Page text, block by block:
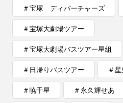
＃宝塚 ディパーチャーズ
＃宝塚大劇場ツアー
＃宝塚大劇場バスツアー星組
＃日帰りバスツアー ＃
＃暁千星 ＃永久輝せあ